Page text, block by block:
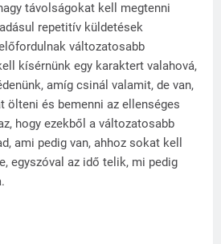
távolságokat kell megtenni
repetitív küldetések
változatosabb
kísérnünk egy karaktert valahová,
amíg csinál valamit, de van,
ölteni és bemenni az ellenséges
hogy ezekből a változatosabb
ami pedig van, ahhoz sokat kell
egyszóval az idő telik, mi pedig